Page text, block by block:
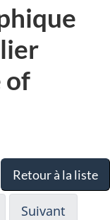
of
Retour à la liste
Suivant